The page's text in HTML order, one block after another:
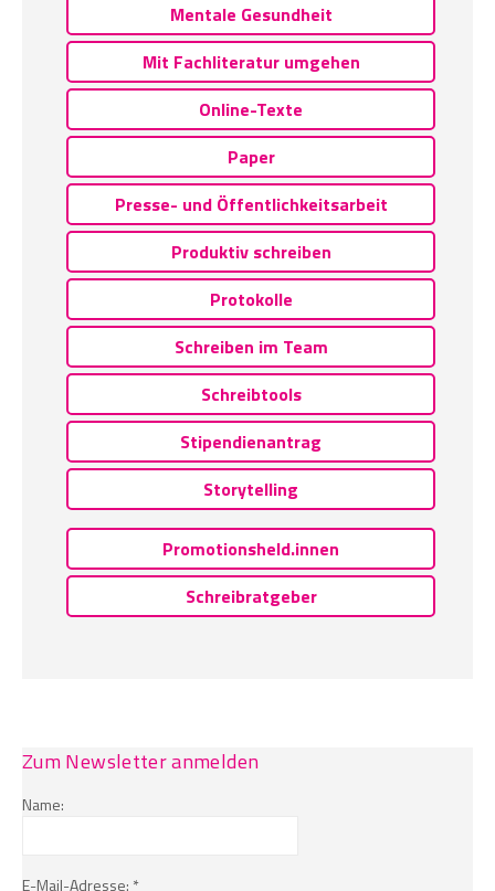
Mentale Gesundheit
Mit Fachliteratur umgehen
Online-Texte
Paper
Presse- und Öffentlichkeitsarbeit
Produktiv schreiben
Protokolle
Schreiben im Team
Schreibtools
Stipendienantrag
Storytelling
Promotionsheld.innen
Schreibratgeber
Zum Newsletter anmelden
Name:
E-Mail-Adresse: *